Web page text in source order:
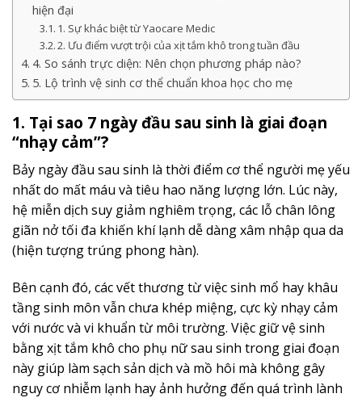
hiện đại
1. Sự khác biệt từ Yaocare Medic
2. Ưu điểm vượt trội của xịt tắm khô trong tuần đầu
4. So sánh trực diện: Nên chọn phương pháp nào?
5. Lộ trình vệ sinh cơ thể chuẩn khoa học cho mẹ
1. Tại sao 7 ngày đầu sau sinh là giai đoạn
“nhạy cảm”?
Bảy ngày đầu sau sinh là thời điểm cơ thể người mẹ yếu
nhất do mất máu và tiêu hao năng lượng lớn. Lúc này,
hệ miễn dịch suy giảm nghiêm trọng, các lỗ chân lông
giãn nở tối đa khiến khí lạnh dễ dàng xâm nhập qua da
(hiện tượng trúng phong hàn).
Bên cạnh đó, các vết thương từ việc sinh mổ hay khâu
tầng sinh môn vẫn chưa khép miệng, cực kỳ nhạy cảm
với nước và vi khuẩn từ môi trường. Việc giữ vệ sinh
bằng xịt tắm khô cho phụ nữ sau sinh trong giai đoạn
này giúp làm sạch sản dịch và mồ hôi mà không gây
nguy cơ nhiễm lạnh hay ảnh hưởng đến quá trình lành